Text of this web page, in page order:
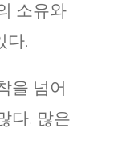
소유와
다.
을 넘어
다. 많은